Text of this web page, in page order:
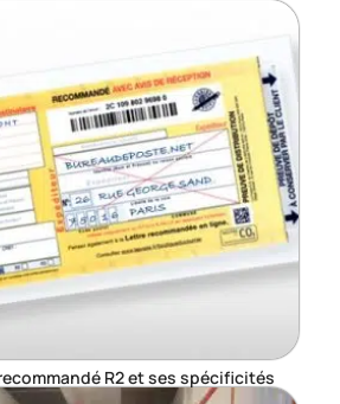
R2 et ses spécificités